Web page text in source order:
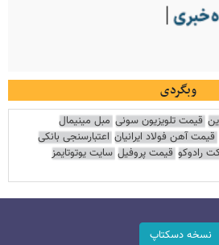
وبگردی
قیمت تلویزیون سونی مبل مینیمال
قیمت آهن فولاد ایرانیان اعتبارسنجی بانکی
رادوکو قیمت پروفیل سایت یوتوتایمز
نسخه دسکتاپ